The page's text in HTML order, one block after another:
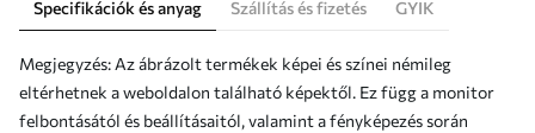
Specifikációk és anyag Szállítás és fizetés GYIK
Megjegyzés: Az ábrázolt termékek képei és színei némileg
eltérhetnek a weboldalon található képektől. Ez függ a monitor
felbontásától és beállításaitól, valamint a fényképezés során